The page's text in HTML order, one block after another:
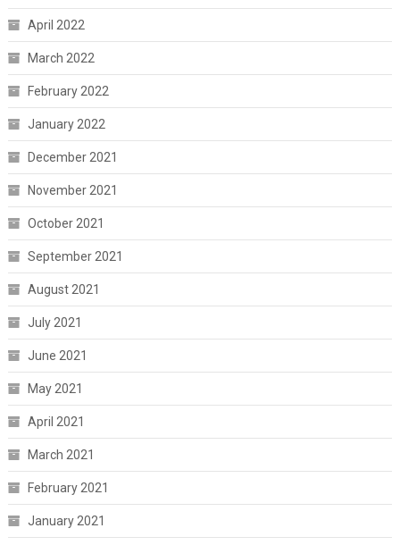
April 2022
March 2022
February 2022
January 2022
December 2021
November 2021
October 2021
September 2021
August 2021
July 2021
June 2021
May 2021
April 2021
March 2021
February 2021
January 2021